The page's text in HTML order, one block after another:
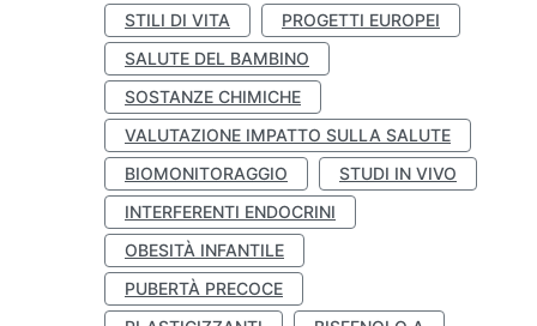
STILI DI VITA
PROGETTI EUROPEI
SALUTE DEL BAMBINO
SOSTANZE CHIMICHE
VALUTAZIONE IMPATTO SULLA SALUTE
BIOMONITORAGGIO
STUDI IN VIVO
INTERFERENTI ENDOCRINI
OBESITÀ INFANTILE
PUBERTÀ PRECOCE